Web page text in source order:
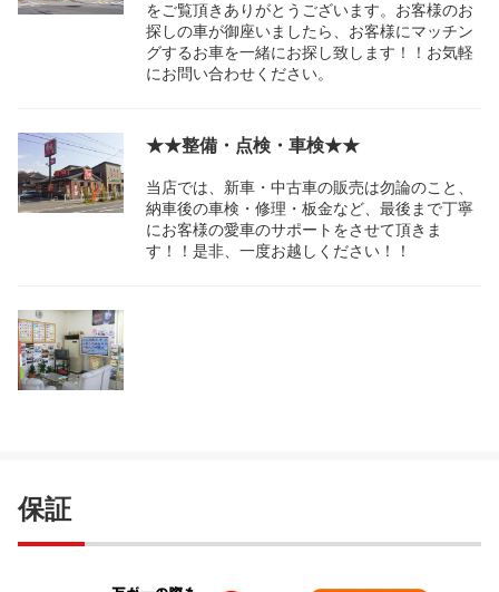
をご覧頂きありがとうございます。お客様のお
探しの車が御座いましたら、お客様にマッチン
グするお車を一緒にお探し致します！！お気軽
にお問い合わせください。
★★整備・点検・車検★★
当店では、新車・中古車の販売は勿論のこと、
納車後の車検・修理・板金など、最後まで丁寧
にお客様の愛車のサポートをさせて頂きま
す！！是非、一度お越しください！！
保証